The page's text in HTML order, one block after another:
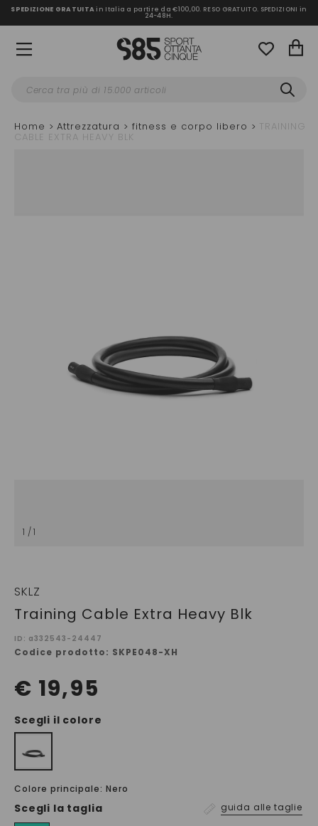
SPEDIZIONE GRATUITAin Italia a partire da €100,00. RESO GRATUITO. SPEDIZIONI in
24-48H.
Home Attrezzatura fitness e corpo libero TRAINING
CABLE EXTRA HEAVY BLK
1 / 1
SKLZ
Training Cable Extra Heavy Blk
ID: a332543-24447
Codice prodotto: SKPE048-XH
€ 19,95
Scegli il colore
Colore principale: Nero
Scegli la taglia guida alle taglie